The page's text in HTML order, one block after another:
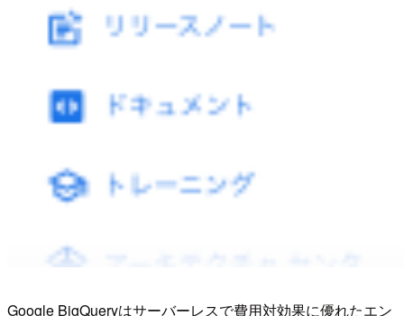
Google BigQueryはサーバーレスで費用対効果に優れたエン